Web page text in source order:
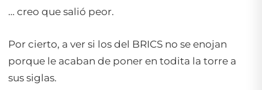
… creo que salió peor.
Por cierto, a ver si los del BRICS no se enojan
porque le acaban de poner en todita la torre a
sus siglas.